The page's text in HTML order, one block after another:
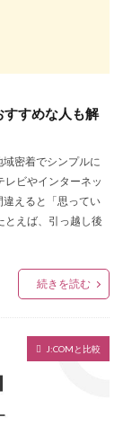
すすめな人も解
密着でシンプルに
レビやインターネッ
違えると「思ってい
とえば、引っ越し後
続きを読む
J:COMと比較